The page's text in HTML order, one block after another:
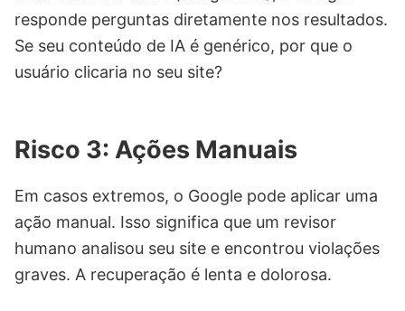
responde perguntas diretamente nos resultados.
Se seu conteúdo de IA é genérico, por que o
usuário clicaria no seu site?
Risco 3: Ações Manuais
Em casos extremos, o Google pode aplicar uma
ação manual. Isso significa que um revisor
humano analisou seu site e encontrou violações
graves. A recuperação é lenta e dolorosa.